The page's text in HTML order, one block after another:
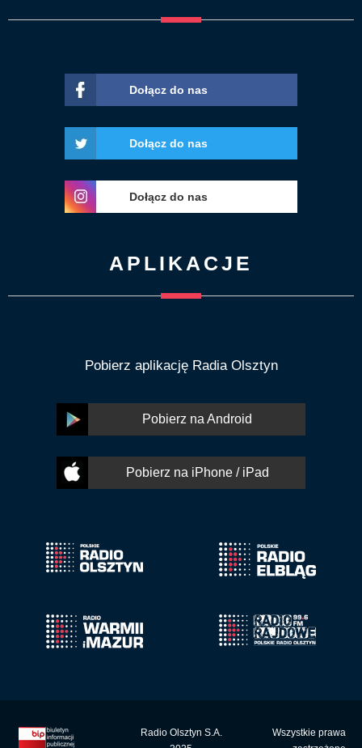
Dołącz do nas
Dołącz do nas
Dołącz do nas
APLIKACJE
Pobierz aplikację Radia Olsztyn
Pobierz na Android
Pobierz na iPhone / iPad
Radio Olsztyn S.A.
Wszystkie prawa